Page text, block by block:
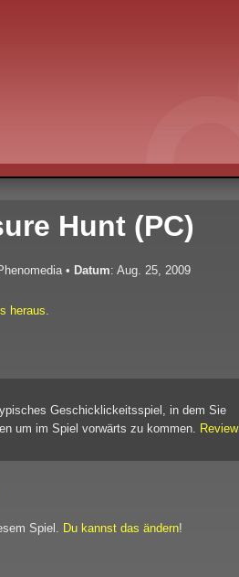
Hunt (PC)
• Datum: Aug. 25, 2009
heraus.
Geschicklickeitsspiel, in dem Sie
um im Spiel vorwärts zu kommen. Review
Spiel. Du kannst das ändern!